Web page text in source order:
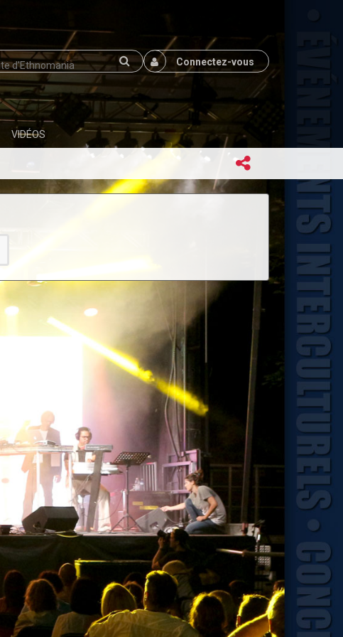
Connectez-vous
VIDÉOS